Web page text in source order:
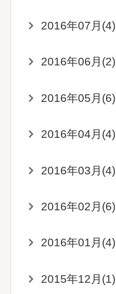
2016年07月(4)
2016年06月(2)
2016年05月(6)
2016年04月(4)
2016年03月(4)
2016年02月(6)
2016年01月(4)
2015年12月(1)